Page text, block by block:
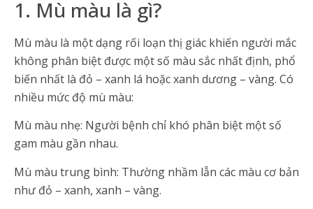
1. Mù màu là gì?
Mù màu là một dạng rối loạn thị giác khiến người mắc
không phân biệt được một số màu sắc nhất định, phổ
biến nhất là đỏ – xanh lá hoặc xanh dương – vàng. Có
nhiều mức độ mù màu:
Mù màu nhẹ: Người bệnh chỉ khó phân biệt một số
gam màu gần nhau.
Mù màu trung bình: Thường nhầm lẫn các màu cơ bản
như đỏ – xanh, xanh – vàng.